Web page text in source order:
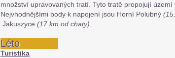
množství upravovaných tratí. Tyto tratě propojují území
Nejvhodnějšími body k napojení jsou Horní Polubný
Jakuszyce (17 km od chaty).
Léto
Turistika